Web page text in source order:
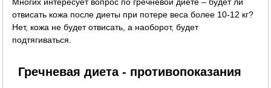
отвисать кожа после диеты при потере веса более 10-12 кг?
Нет, кожа не будет отвисать, а наоборот, будет
подтягиваться.
Гречневая диета - противопоказания